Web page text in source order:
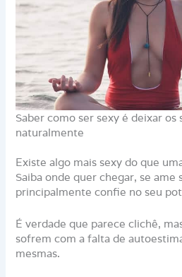
Saber como ser sexy é deixar
naturalmente
Existe algo mais sexy do que
Saiba onde quer chegar, se ame
principalmente confie no seu
É verdade que parece clichê,
sofrem com a falta de
mesmas.